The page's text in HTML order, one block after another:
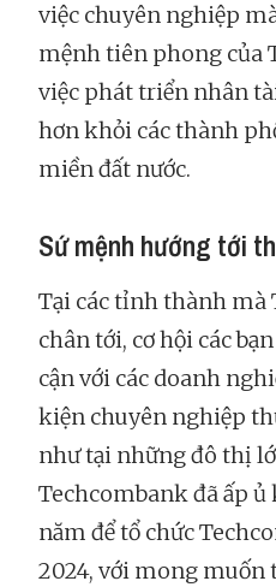
việc chuyên nghiệp
mệnh tiên phong của
việc phát triển nhân
hơn khỏi các thành
miền đất nước.
Sứ mệnh hướng tới
Tại các tỉnh thành mà
chân tới, cơ hội các
cận với các doanh
kiện chuyên nghiệp
như tại những đô thị
Techcombank đã ấp ủ
năm để tổ chức
2024, với mong muốn